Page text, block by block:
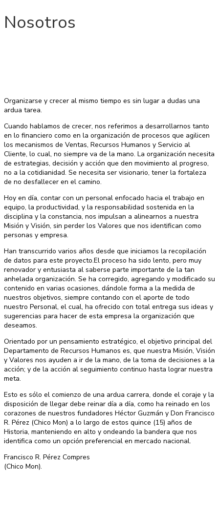
Nosotros
Organizarse y crecer al mismo tiempo es sin lugar a dudas una
ardua tarea.
Cuando hablamos de crecer, nos referimos a desarrollarnos tanto
en lo financiero como en la organización de procesos que agilicen
los mecanismos de Ventas, Recursos Humanos y Servicio al
Cliente, lo cual, no siempre va de la mano. La organización necesita
de estrategias, decisión y acción que den movimiento al progreso,
no a la cotidianidad. Se necesita ser visionario, tener la fortaleza
de no desfallecer en el camino.
Hoy en día, contar con un personal enfocado hacia el trabajo en
equipo, la productividad, y la responsabilidad sostenida en la
disciplina y la constancia, nos impulsan a alinearnos a nuestra
Misión y Visión, sin perder los Valores que nos identifican como
personas y empresa.
Han transcurrido varios años desde que iniciamos la recopilación
de datos para este proyecto.El proceso ha sido lento, pero muy
renovador y entusiasta al saberse parte importante de la tan
anhelada organización. Se ha corregido, agregando y modificado su
contenido en varias ocasiones, dándole forma a la medida de
nuestros objetivos, siempre contando con el aporte de todo
nuestro Personal, el cual, ha ofrecido con total entrega sus ideas y
sugerencias para hacer de esta empresa la organización que
deseamos.
Orientado por un pensamiento estratégico, el objetivo principal del
Departamento de Recursos Humanos es, que nuestra Misión, Visión
y Valores nos ayuden a ir de la mano, de la toma de decisiones a la
acción; y de la acción al seguimiento continuo hasta lograr nuestra
meta.
Esto es sólo el comienzo de una ardua carrera, donde el coraje y la
disposición de llegar debe reinar día a día, como ha reinado en los
corazones de nuestros fundadores Héctor Guzmán y Don Francisco
R. Pérez (Chico Mon) a lo largo de estos quince (15) años de
Historia, manteniendo en alto y ondeando la bandera que nos
identifica como un opción preferencial en mercado nacional.
Francisco R. Pérez Compres
(Chico Mon).